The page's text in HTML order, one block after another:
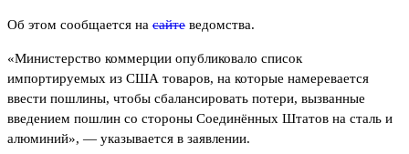
Об этом сообщается на сайте ведомства.
«Министерство коммерции опубликовало список
импортируемых из США товаров, на которые намеревается
ввести пошлины, чтобы сбалансировать потери, вызванные
введением пошлин со стороны Соединённых Штатов на сталь и
алюминий», — указывается в заявлении.